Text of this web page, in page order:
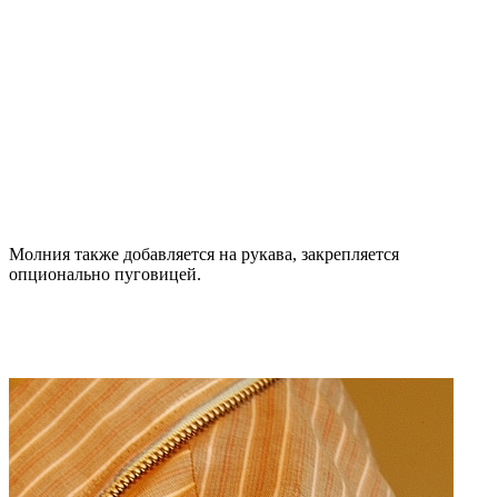
Молния также добавляется на рукава, закрепляется
опционально пуговицей.